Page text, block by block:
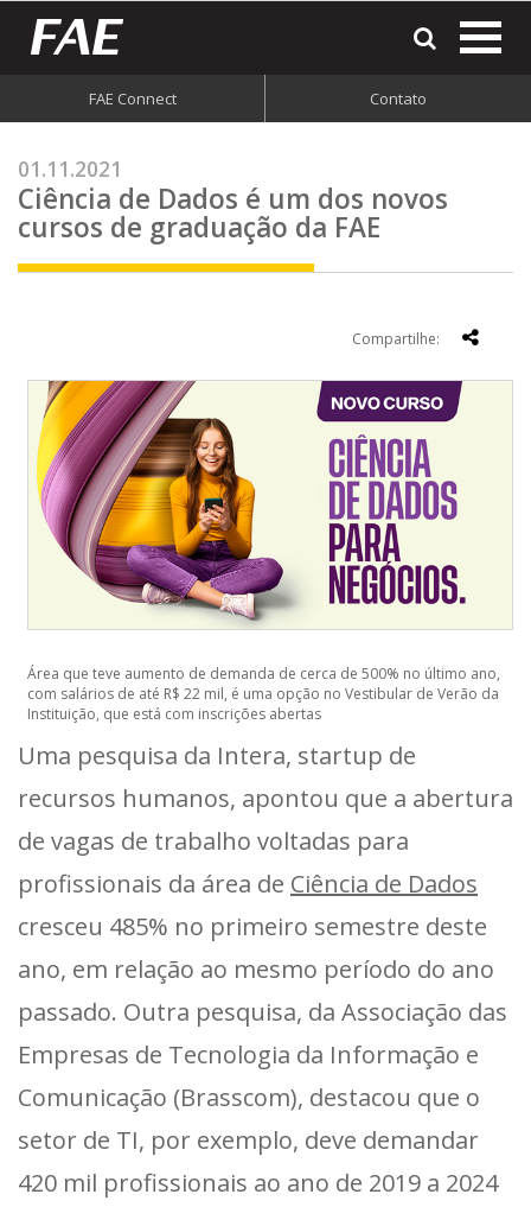
FAE Connect Contato
01.11.2021
Ciência de Dados é um dos novos
cursos de graduação da FAE
Compartilhe:
Área que teve aumento de demanda de cerca de 500% no último ano,
com salários de até R$ 22 mil, é uma opção no Vestibular de Verão da
Instituição, que está com inscrições abertas
Uma pesquisa da Intera, startup de
recursos humanos, apontou que a abertura
de vagas de trabalho voltadas para
profissionais da área de Ciência de Dados
cresceu 485% no primeiro semestre deste
ano, em relação ao mesmo período do ano
passado. Outra pesquisa, da Associação das
Empresas de Tecnologia da Informação e
Comunicação (Brasscom), destacou que o
setor de TI, por exemplo, deve demandar
420 mil profissionais ao ano de 2019 a 2024